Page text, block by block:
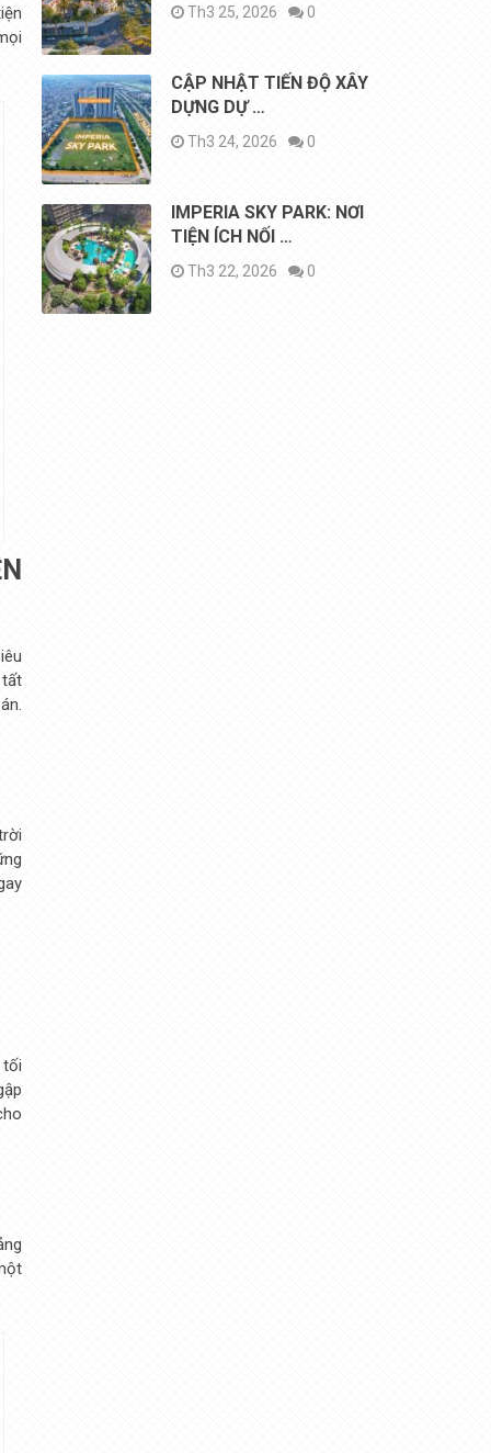
tất
tối
Th3 25, 2026 0
CẬP NHẬT TIẾN ĐỘ XÂY
DỰNG DỰ …
Th3 24, 2026 0
IMPERIA SKY PARK: NƠI
TIỆN ÍCH NỐI …
Th3 22, 2026 0